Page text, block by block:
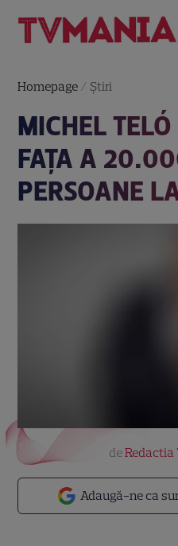
Homepage / Știri
MICHEL
FAŢA A
PERSOANE
Adaugă-ne ca
deRedactia